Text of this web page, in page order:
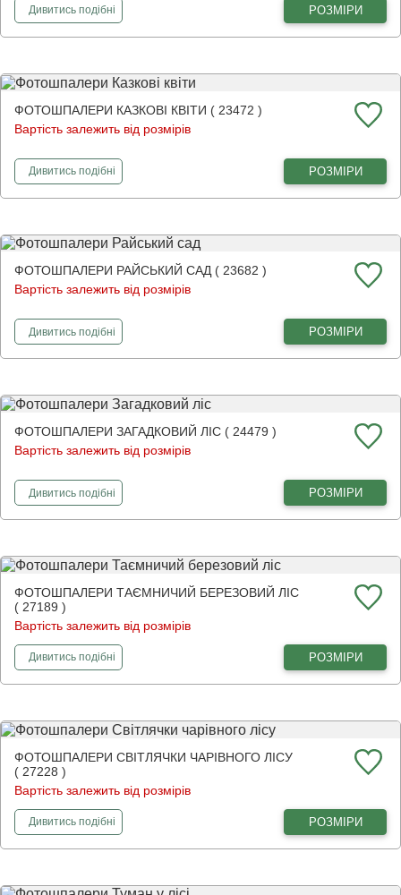
Дивитисьфотошпалери
подібні РОЗМІРИ
ФОТОШПАЛЕРИ КАЗКОВІ КВІТИ ( 23472 )
Вартість залежить від розмірів
Дивитисьфотошпалери
подібні РОЗМІРИ
ФОТОШПАЛЕРИ РАЙСЬКИЙ САД ( 23682 )
Вартість залежить від розмірів
Дивитисьфотошпалери
подібні РОЗМІРИ
ФОТОШПАЛЕРИ ЗАГАДКОВИЙ ЛІС ( 24479 )
Вартість залежить від розмірів
Дивитисьфотошпалери
подібні РОЗМІРИ
ФОТОШПАЛЕРИ ТАЄМНИЧИЙ БЕРЕЗОВИЙ ЛІС
( 27189 )
Вартість залежить від розмірів
Дивитисьфотошпалери
подібні РОЗМІРИ
ФОТОШПАЛЕРИ СВІТЛЯЧКИ ЧАРІВНОГО ЛІСУ
( 27228 )
Вартість залежить від розмірів
Дивитисьфотошпалери
подібні РОЗМІРИ